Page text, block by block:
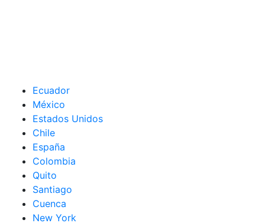
Ecuador
México
Estados Unidos
Chile
España
Colombia
Quito
Santiago
Cuenca
New York